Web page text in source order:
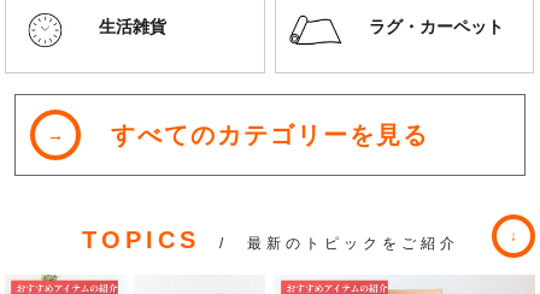
生活雑貨 ラグ・カーペット
すべてのカテゴリーを見る
TOPICS / 最新のトピックをご紹介